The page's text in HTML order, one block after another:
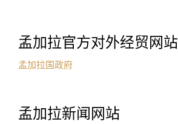
孟加拉官方对外经贸网站
孟加拉国政府
孟加拉新闻网站